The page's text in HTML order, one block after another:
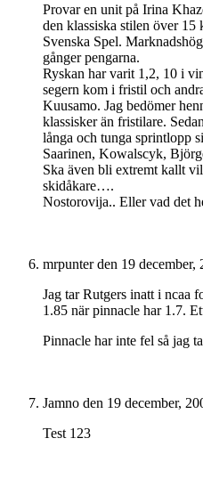
Provar en unit på Irina
den klassiska stilen över 15
Svenska Spel.
gånger pengarna.
Ryskan har varit 1,2, 10 i
segern kom i fristil och
Kuusamo. Jag bedömer
klassisker än fristilare.
långa och tunga sprintlopp
Saarinen, Kowalscyk,
Ska även bli extremt kallt
skidåkare….
Nostorovija.. Eller vad det
mrpunter den 19 december,
Jag tar Rutgers inatt i ncaa
1.85 när pinnacle har 1.7.
Pinnacle har inte fel så jag
Jamno den 19 december,
Test 123